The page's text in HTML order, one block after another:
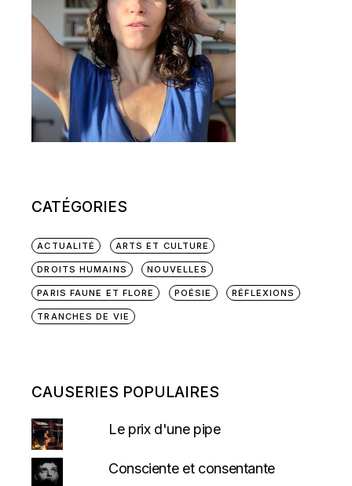
CATÉGORIES
ACTUALITÉ ARTS ET CULTURE
DROITS HUMAINS NOUVELLES
PARIS FAUNE ET FLORE POÉSIE RÉFLEXIONS
TRANCHES DE VIE
CAUSERIES POPULAIRES
Le prix d'une pipe
Consciente et consentante